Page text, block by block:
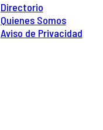
Directorio
Quienes Somos
Aviso de Privacidad